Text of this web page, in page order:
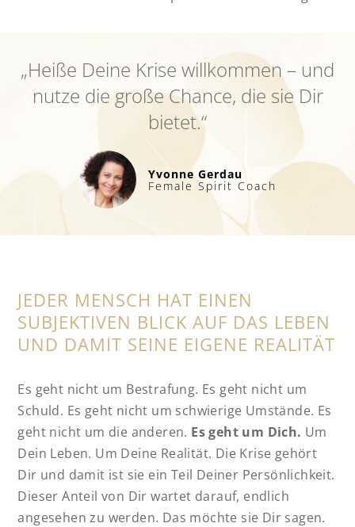
„Heiße Deine Krise willkommen – und
nutze die große Chance, die sie Dir
bietet.“
Yvonne Gerdau
Female Spirit Coach
JEDER MENSCH HAT EINEN
SUBJEKTIVEN BLICK AUF DAS LEBEN
UND DAMIT SEINE EIGENE REALITÄT
Es geht nicht um Bestrafung. Es geht nicht um
Schuld. Es geht nicht um schwierige Umstände. Es
geht nicht um die anderen. Es geht um Dich. Um
Dein Leben. Um Deine Realität. Die Krise gehört
Dir und damit ist sie ein Teil Deiner Persönlichkeit.
Dieser Anteil von Dir wartet darauf, endlich
angesehen zu werden. Das möchte sie Dir sagen.